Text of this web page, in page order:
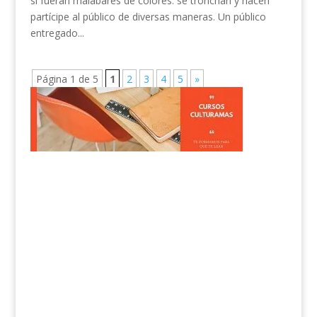
partícipe al público de diversas maneras. Un público
entregado...
Página 1 de 5 1 2 3 4 5 »